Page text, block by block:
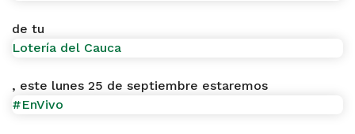
de tu
Lotería del Cauca
, este lunes 25 de septiembre estaremos
#EnVivo